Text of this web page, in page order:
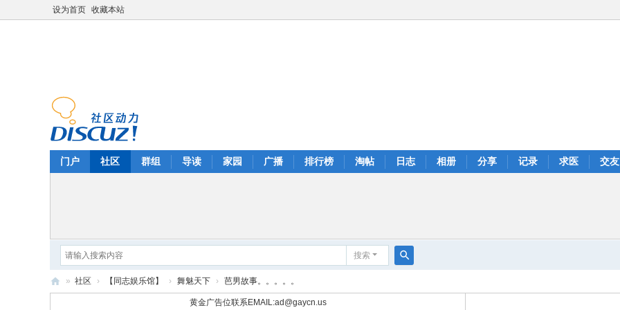
设为首页 收藏本站
门户 社区 群组 导读 家园 广播 排行榜 淘帖 日志 相册 分享 记录 求医 交友
搜索
索
» 社区 › 【同志娱乐馆】 › 舞魅天下 › 芭男故事。。。。。
黄金广告位联系EMAIL:ad@gaycn.us